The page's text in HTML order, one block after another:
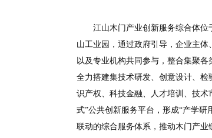
江山木门产业创新服务综合体位
山工业园，通过政府引导，企业主体
以及专业机构共同参与，整合集聚各
全力搭建集技术研发、创意设计、检
识产权、科技金融、人才培训、技术
式”公共创新服务平台，形成“产学研
联动的综合服务体系，推动木门产业